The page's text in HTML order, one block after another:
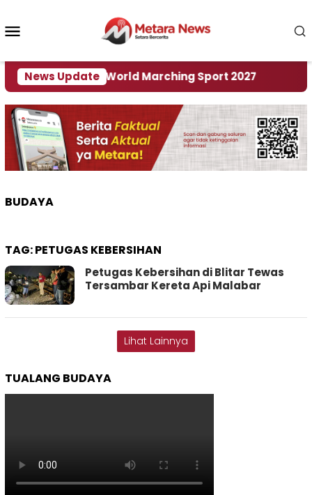
konten
News Update
Tuan Rumah World Marching Sport 2027
BUDAYA
TAG:PETUGAS KEBERSIHAN
Petugas Kebersihan di Blitar Tewas
Tersambar Kereta Api Malabar
Lihat Lainnya
TUALANG BUDAYA